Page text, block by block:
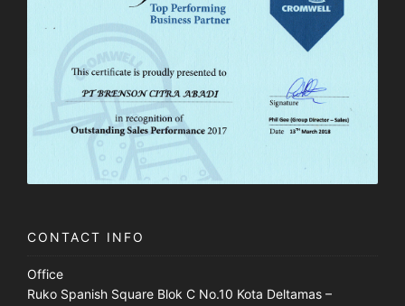
CONTACT INFO
Office
Ruko Spanish Square Blok C No.10 Kota Deltamas –